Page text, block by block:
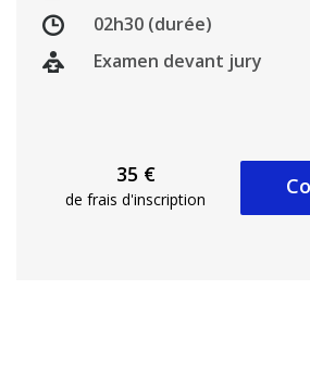
02h30 (durée)
Examen devant jury
35 €
de frais d'inscription